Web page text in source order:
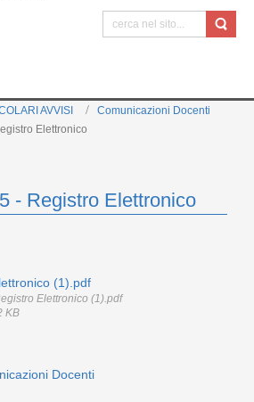
AVVISI
Comunicazioni Docenti
Elettronico
- Registro Elettronico
(1).pdf
Elettronico (1).pdf
KB
Docenti